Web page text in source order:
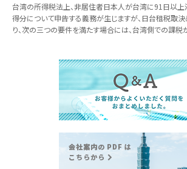
台湾の所得税法上、非居住者日本人が台湾に91日以上
得分について申告する義務が生じますが、日台租税取
り、次の三つの要件を満たす場合には、台湾側での課